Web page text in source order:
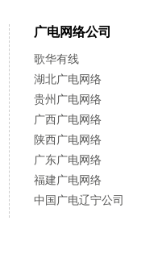
广电网络公司
歌华有线
湖北广电网络
贵州广电网络
广西广电网络
陕西广电网络
广东广电网络
福建广电网络
中国广电辽宁公司